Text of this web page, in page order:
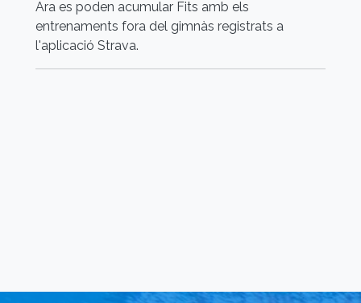
Ara es poden acumular Fits amb els
entrenaments fora del gimnàs registrats a
l'aplicació Strava.